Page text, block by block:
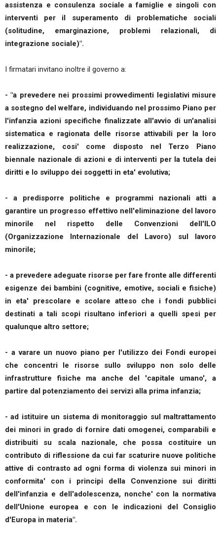
assistenza e consulenza sociale a famiglie e singoli con
interventi per il superamento di problematiche sociali
(solitudine, emarginazione, problemi relazionali, di
integrazione sociale)".
I firmatari invitano inoltre il governo a:
- "a prevedere nei prossimi provvedimenti legislativi misure
a sostegno del welfare, individuando nel prossimo Piano per
l'infanzia azioni specifiche finalizzate all'avvio di un'analisi
sistematica e ragionata delle risorse attivabili per la loro
realizzazione, cosi' come disposto nel Terzo Piano
biennale nazionale di azioni e di interventi per la tutela dei
diritti e lo sviluppo dei soggetti in eta' evolutiva;
- a predisporre politiche e programmi nazionali atti a
garantire un progresso effettivo nell'eliminazione del lavoro
minorile nel rispetto delle Convenzioni dell'ILO
(Organizzazione Internazionale del Lavoro) sul lavoro
minorile;
- a prevedere adeguate risorse per fare fronte alle differenti
esigenze dei bambini (cognitive, emotive, sociali e fisiche)
in eta' prescolare e scolare atteso che i fondi pubblici
destinati a tali scopi risultano inferiori a quelli spesi per
qualunque altro settore;
- a varare un nuovo piano per l'utilizzo dei Fondi europei
che concentri le risorse sullo sviluppo non solo delle
infrastrutture fisiche ma anche del 'capitale umano', a
partire dal potenziamento dei servizi alla prima infanzia;
- ad istituire un sistema di monitoraggio sul maltrattamento
dei minori in grado di fornire dati omogenei, comparabili e
distribuiti su scala nazionale, che possa costituire un
contributo di riflessione da cui far scaturire nuove politiche
attive di contrasto ad ogni forma di violenza sui minori in
conformita' con i principi della Convenzione sui diritti
dell'infanzia e dell'adolescenza, nonche' con la normativa
dell'Unione europea e con le indicazioni del Consiglio
d'Europa in materia".